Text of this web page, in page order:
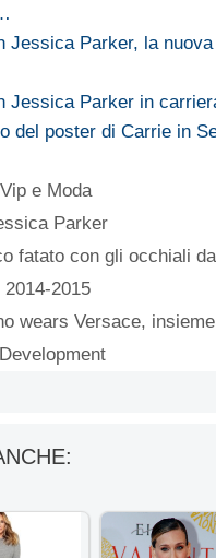
Jessica Parker, la
Jessica Parker in
del poster di Carrie in
Vip e Moda
Parker
fatato con gli occhiali
2015
wears Versace,